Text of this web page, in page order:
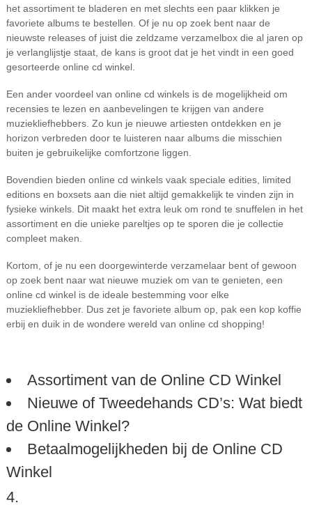
het assortiment te bladeren en met slechts een paar klikken je
favoriete albums te bestellen. Of je nu op zoek bent naar de
nieuwste releases of juist die zeldzame verzamelbox die al jaren op
je verlanglijstje staat, de kans is groot dat je het vindt in een goed
gesorteerde online cd winkel.
Een ander voordeel van online cd winkels is de mogelijkheid om
recensies te lezen en aanbevelingen te krijgen van andere
muziekliefhebbers. Zo kun je nieuwe artiesten ontdekken en je
horizon verbreden door te luisteren naar albums die misschien
buiten je gebruikelijke comfortzone liggen.
Bovendien bieden online cd winkels vaak speciale edities, limited
editions en boxsets aan die niet altijd gemakkelijk te vinden zijn in
fysieke winkels. Dit maakt het extra leuk om rond te snuffelen in het
assortiment en die unieke pareltjes op te sporen die je collectie
compleet maken.
Kortom, of je nu een doorgewinterde verzamelaar bent of gewoon
op zoek bent naar wat nieuwe muziek om van te genieten, een
online cd winkel is de ideale bestemming voor elke
muziekliefhebber. Dus zet je favoriete album op, pak een kop koffie
erbij en duik in de wondere wereld van online cd shopping!
Assortiment van de Online CD Winkel
Nieuwe of Tweedehands CD’s: Wat biedt
de Online Winkel?
Betaalmogelijkheden bij de Online CD
Winkel
4.